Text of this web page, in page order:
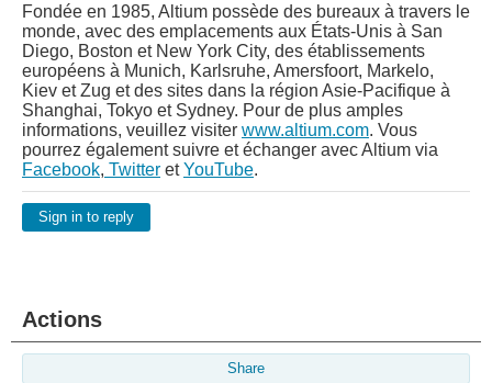
Fondée en 1985, Altium possède des bureaux à travers le
monde, avec des emplacements aux États-Unis à San
Diego, Boston et New York City, des établissements
européens à Munich, Karlsruhe, Amersfoort, Markelo,
Kiev et Zug et des sites dans la région Asie-Pacifique à
Shanghai, Tokyo et Sydney. Pour de plus amples
informations, veuillez visiter www.altium.com. Vous
pourrez également suivre et échanger avec Altium via
Facebook, Twitter etYouTube.
Sign in to reply
Actions
Share